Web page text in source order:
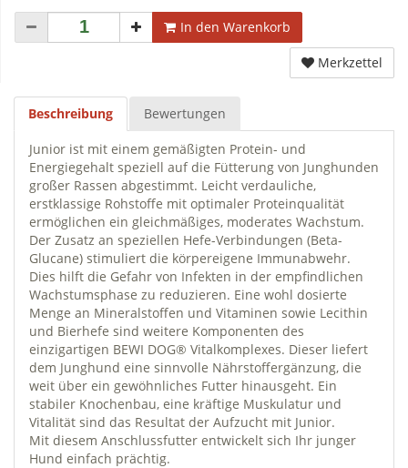
In den Warenkorb
Merkzettel
Beschreibung Bewertungen
Junior ist mit einem gemäßigten Protein- und
Energiegehalt speziell auf die Fütterung von Junghunden
großer Rassen abgestimmt. Leicht verdauliche,
erstklassige Rohstoffe mit optimaler Proteinqualität
ermöglichen ein gleichmäßiges, moderates Wachstum.
Der Zusatz an speziellen Hefe-Verbindungen (Beta-
Glucane) stimuliert die körpereigene Immunabwehr.
Dies hilft die Gefahr von Infekten in der empfindlichen
Wachstumsphase zu reduzieren. Eine wohl dosierte
Menge an Mineralstoffen und Vitaminen sowie Lecithin
und Bierhefe sind weitere Komponenten des
einzigartigen BEWI DOG® Vitalkomplexes. Dieser liefert
dem Junghund eine sinnvolle Nährstoffergänzung, die
weit über ein gewöhnliches Futter hinausgeht. Ein
stabiler Knochenbau, eine kräftige Muskulatur und
Vitalität sind das Resultat der Aufzucht mit Junior.
Mit diesem Anschlussfutter entwickelt sich Ihr junger
Hund einfach prächtig.